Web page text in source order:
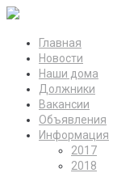
Главная
Новости
Наши дома
Должники
Вакансии
Объявления
Информация
2017
2018